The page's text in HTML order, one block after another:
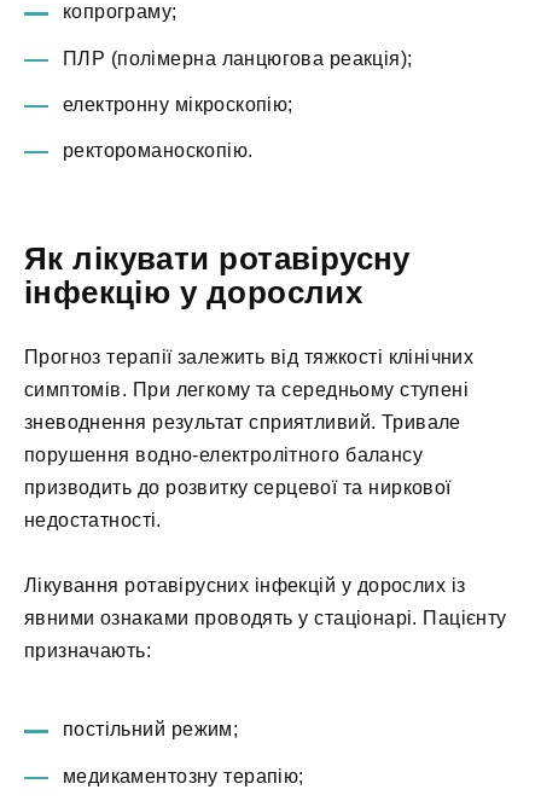
копрограму;
ПЛР (полімерна ланцюгова реакція);
електронну мікроскопію;
ректороманоскопію.
Як лікувати ротавірусну
інфекцію у дорослих
Прогноз терапії залежить від тяжкості клінічних
симптомів. При легкому та середньому ступені
зневоднення результат сприятливий. Тривале
порушення водно-електролітного балансу
призводить до розвитку серцевої та ниркової
недостатності.
Лікування ротавірусних інфекцій у дорослих із
явними ознаками проводять у стаціонарі. Пацієнту
призначають:
постільний режим;
медикаментозну терапію;